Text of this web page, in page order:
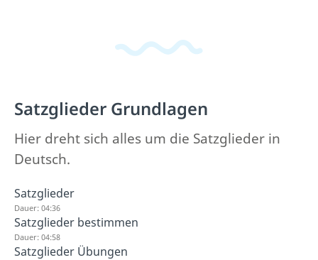
Satzglieder Grundlagen
Hier dreht sich alles um die Satzglieder in
Deutsch.
Satzglieder
Dauer: 04:36
Satzglieder bestimmen
Dauer: 04:58
Satzglieder Übungen